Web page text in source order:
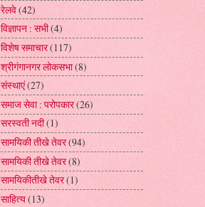
रेलवे(42)
विज्ञापन : सभी(4)
विशेष समाचार(117)
श्रीगंगानगर लोकसभा(8)
संस्थाएं(27)
समाज सेवा : परोपकार(26)
सरस्वती नदी(1)
सामयिकी तीखे तेवर(94)
सामयिकी तीखे तेवर(8)
सामयिकीतीखे तेवर(1)
साहित्य(13)